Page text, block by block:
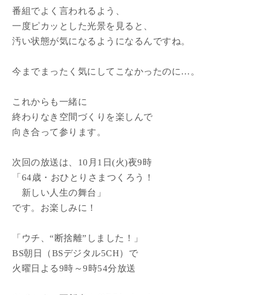
番組でよく言われるよう、
一度ピカッとした光景を見ると、
汚い状態が気になるようになるんですね。
今までまったく気にしてこなかったのに…。
これからも一緒に
終わりなき空間づくりを楽しんで
向き合って参ります。
次回の放送は、10月1日(火)夜9時
「64歳・おひとりさまつくろう！
新しい人生の舞台」
です。お楽しみに！
「ウチ、“断捨離”しました！」
BS朝日（BSデジタル5CH）で
火曜日よる9時～9時54分放送